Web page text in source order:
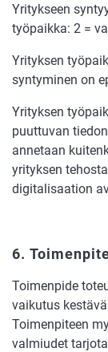
Yritykseen
työpaikka: 2 =
Yrityksen
syntyminen on
Yrityksen
puuttuvan
annetaan
yrityksen
digitalisaation
6.
Toimenpide
vaikutus
Toimenpiteen
valmiudet